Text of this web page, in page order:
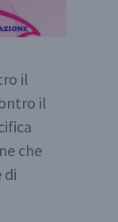
il
il
che
di